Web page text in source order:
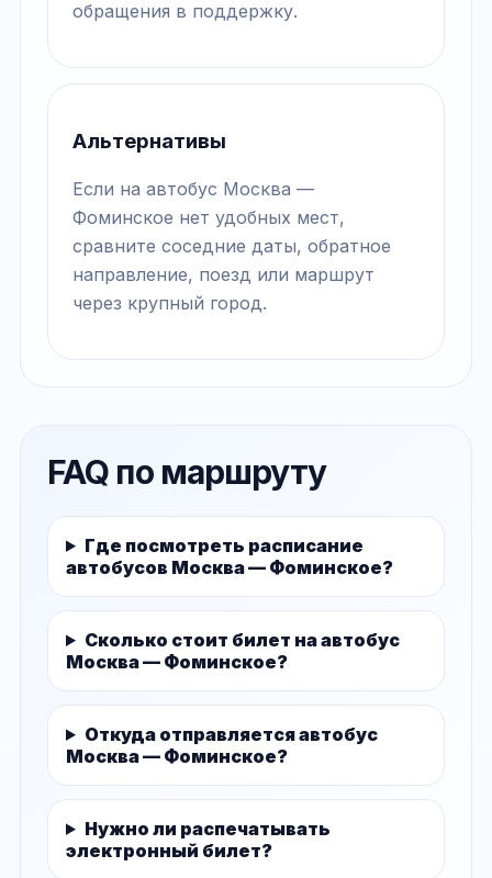
обращения в поддержку.
Альтернативы
Если на автобус Москва —
Фоминское нет удобных мест,
сравните соседние даты, обратное
направление, поезд или маршрут
через крупный город.
FAQ по маршруту
Где посмотреть расписание
автобусов Москва — Фоминское?
Сколько стоит билет на автобус
Москва — Фоминское?
Откуда отправляется автобус
Москва — Фоминское?
Нужно ли распечатывать
электронный билет?